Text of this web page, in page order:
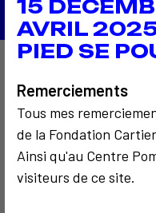
15
AVRIL
PIED SE
Remerciements
Tous mes
de la Fondation
Ainsi qu'au Centre
visiteurs de ce site.
À